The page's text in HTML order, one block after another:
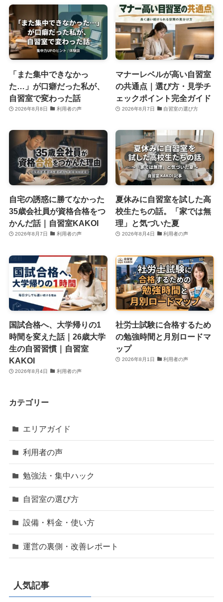
「また集中できなかっ
た…」が口癖だった私が、
自習室で変わった話
2026年8月8日 利用者の声
マナーレベルが高い自習室
の共通点｜選び方・見学チ
ェックポイント完全ガイド
2026年8月7日 自習室の選び方
自宅の誘惑に勝てなかった
35歳会社員が資格合格をつ
かんだ話｜自習室KAKOI
2026年8月7日 利用者の声
夏休みに自習室を試した高
校生たちの話。「家では無
理」と気づいた夏
2026年8月4日 利用者の声
国試合格へ、大学帰りの1
時間を変えた話｜26歳大学
生の自習習慣｜自習室
KAKOI
2026年8月4日 利用者の声
社労士試験に合格するため
の勉強時間と月別ロードマ
ップ
2026年8月1日 利用者の声
カテゴリー
エリアガイド
利用者の声
勉強法・集中ハック
自習室の選び方
設備・料金・使い方
運営の裏側・改善レポート
人気記事